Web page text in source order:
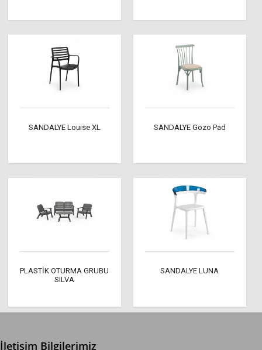
SANDALYE Louise XL SANDALYE Gozo Pad
PLASTİK OTURMA GRUBU
SILVA
SANDALYE LUNA
İletişim Bilgilerimiz